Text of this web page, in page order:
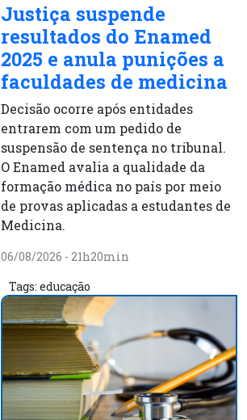
Justiça suspende
resultados do Enamed
2025 e anula punições a
faculdades de medicina
Decisão ocorre após entidades
entrarem com um pedido de
suspensão de sentença no tribunal.
O Enamed avalia a qualidade da
formação médica no país por meio
de provas aplicadas a estudantes de
Medicina.
06/08/2026 - 21h20min
Tags: educação